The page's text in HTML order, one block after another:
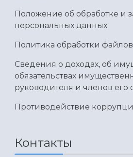
Положение об обработке и
персональных данных
Политика обработки файлов
Сведения о доходах, об
обязательствах
руководителя и членов его
Противодействие
Контакты